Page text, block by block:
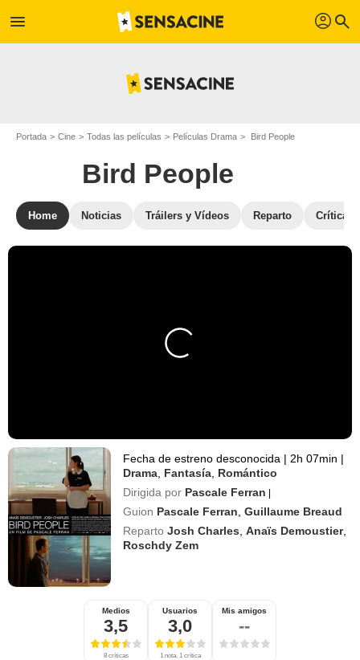
menu profil search
Portada Cine Todas las películas Películas Drama Bird People
Bird People
Home Noticias Tráilers y Vídeos Reparto Críticas
Fecha de estreno desconocida | 2h 07min |
Drama Fantasía Romántico
Dirigida por Pascale Ferran |
Guion Pascale Ferran ,Guillaume Breaud
Reparto Josh Charles ,Anaïs Demoustier,
Roschdy Zem
Medios
3,5
8 críticas
Usuarios
3,0
1 nota, 1 crítica
Mis amigos
--